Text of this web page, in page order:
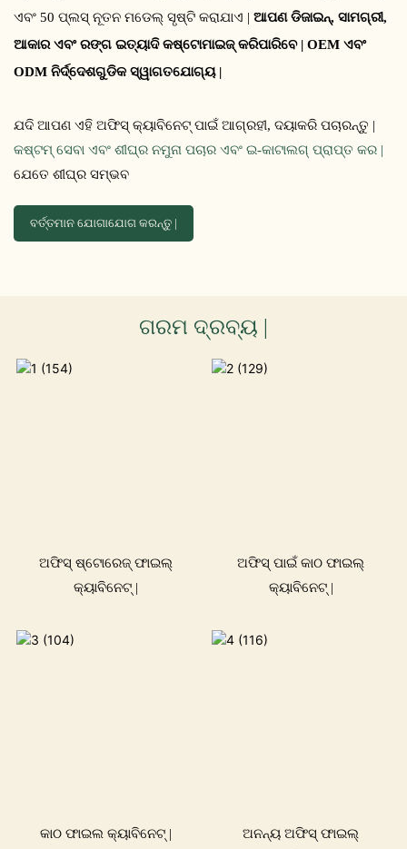
ଏବଂ 50 ପ୍ଲସ୍ ନୂତନ ମଡେଲ୍ ସୃଷ୍ଟି କରାଯାଏ | ଆପଣ ଡିଜାଇନ୍, ସାମଗ୍ରୀ,
ଆକାର ଏବଂ ରଙ୍ଗ ଇତ୍ୟାଦି କଷ୍ଟୋମାଇଜ୍ କରିପାରିବେ | OEM ଏବଂ
ODM ନିର୍ଦ୍ଦେଶଗୁଡିକ ସ୍ୱାଗତଯୋଗ୍ୟ |
ଯଦି ଆପଣ ଏହି ଅଫିସ୍ କ୍ୟାବିନେଟ୍ ପାଇଁ ଆଗ୍ରହୀ, ଦୟାକରି ପଚାରନ୍ତୁ |
କଷ୍ଟମ୍ ସେବା ଏବଂ ଶୀଘ୍ର ନମୁନା ପଚାର ଏବଂ ଇ-କାଟାଲଗ୍ ପ୍ରାପ୍ତ କର |
ଯେତେ ଶୀଘ୍ର ସମ୍ଭବ
ବର୍ତ୍ତମାନ ଯୋଗାଯୋଗ କରନ୍ତୁ |
ଗରମ ଦ୍ରବ୍ୟ |
ଅଫିସ୍ ଷ୍ଟୋରେଜ୍ ଫାଇଲ୍
କ୍ୟାବିନେଟ୍ |
ଅଫିସ୍ ପାଇଁ କାଠ ଫାଇଲ୍
କ୍ୟାବିନେଟ୍ |
କାଠ ଫାଇଲ କ୍ୟାବିନେଟ୍ |
ଅନନ୍ୟ ଅଫିସ୍ ଫାଇଲ୍